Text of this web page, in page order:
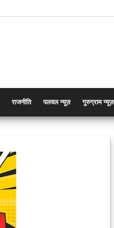
राजनीति पलवल न्यूज़ गुरुग्राम न्यूज़